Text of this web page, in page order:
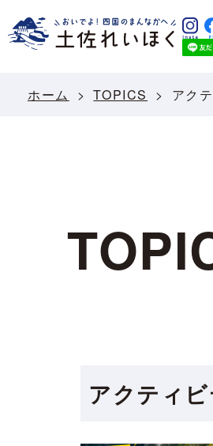
ホーム TOPICS アク
アクティビ